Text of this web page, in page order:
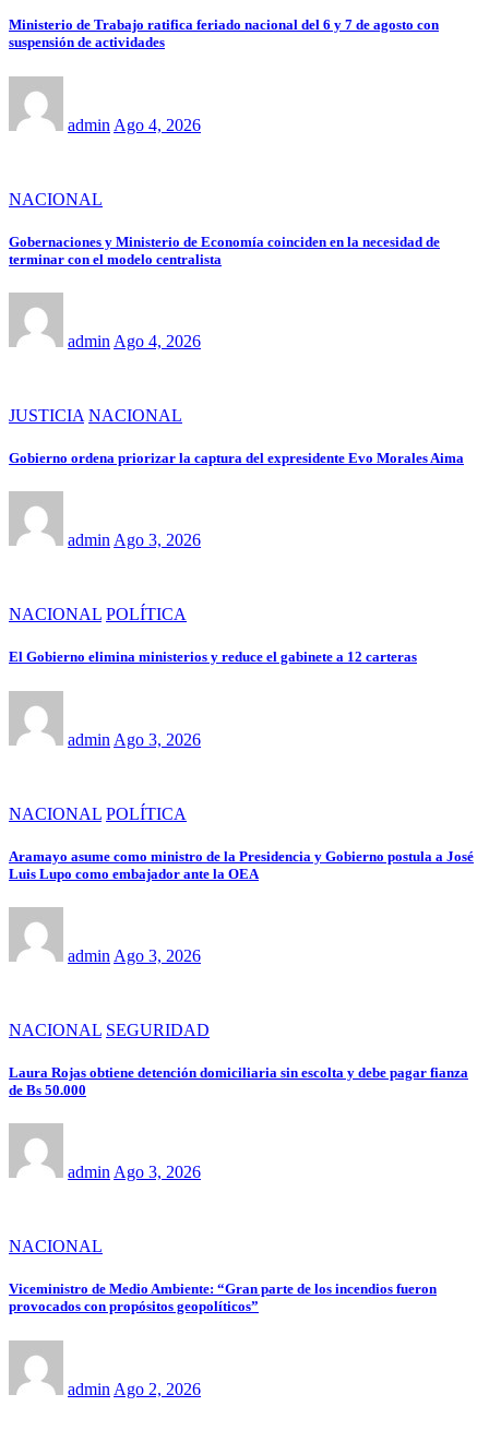
Ministerio de Trabajo ratifica feriado nacional del 6 y 7 de agosto con
suspensión de actividades
admin Ago 4, 2026
NACIONAL
Gobernaciones y Ministerio de Economía coinciden en la necesidad de
terminar con el modelo centralista
admin Ago 4, 2026
JUSTICIA NACIONAL
Gobierno ordena priorizar la captura del expresidente Evo Morales Aima
admin Ago 3, 2026
NACIONAL POLÍTICA
El Gobierno elimina ministerios y reduce el gabinete a 12 carteras
admin Ago 3, 2026
NACIONAL POLÍTICA
Aramayo asume como ministro de la Presidencia y Gobierno postula a José
Luis Lupo como embajador ante la OEA
admin Ago 3, 2026
NACIONAL SEGURIDAD
Laura Rojas obtiene detención domiciliaria sin escolta y debe pagar fianza
de Bs 50.000
admin Ago 3, 2026
NACIONAL
Viceministro de Medio Ambiente: “Gran parte de los incendios fueron
provocados con propósitos geopolíticos”
admin Ago 2, 2026